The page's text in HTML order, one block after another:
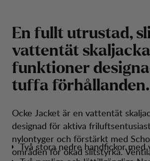
En fullt utrustad, sli
vattentät skaljacka
funktioner designa
tuffa förhållanden.
Ocke Jacket är en vattentät
designad för aktiva
nylontyger och förstärkt med
områden för ökad slitstyrka.
Två stora nedre handfickor med